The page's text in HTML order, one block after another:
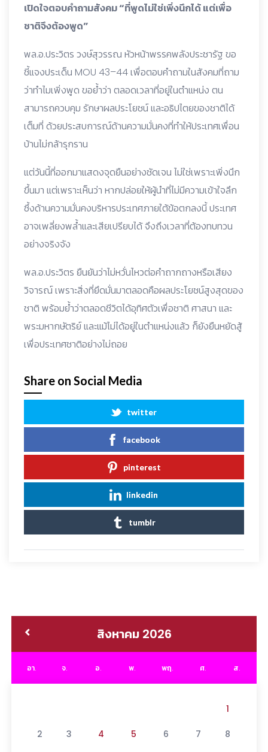
เปิดใจตอบคำถามสังคม “ที่พูดไม่ใช่เพิ่งนึกได้ แต่เพื่อ
ชาติจึงต้องพูด”
พล.อ.ประวิตร วงษ์สุวรรณ หัวหน้าพรรคพลังประชารัฐ ขอ
ชี้แจงประเด็น MOU 43–44 เพื่อตอบคำถามในสังคมที่ถาม
ว่าทำไมเพิ่งพูด ขอย้ำว่า ตลอดเวลาที่อยู่ในตำแหน่ง ตน
สามารถควบคุม รักษาผลประโยชน์ และอธิปไตยของชาติได้
เต็มที่ ด้วยประสบการณ์ด้านความมั่นคงที่ทำให้ประเทศเพื่อน
บ้านไม่กล้ารุกราน
แต่วันนี้ที่ออกมาแสดงจุดยืนอย่างชัดเจน ไม่ใช่เพราะเพิ่งนึก
ขึ้นมา แต่เพราะเห็นว่า หากปล่อยให้ผู้นำที่ไม่มีความเข้าใจลึก
ซึ้งด้านความมั่นคงบริหารประเทศภายใต้ข้อตกลงนี้ ประเทศ
อาจเพลี่ยงพล้ำและเสียเปรียบได้ จึงถึงเวลาที่ต้องทบทวน
อย่างจริงจัง
พล.อ.ประวิตร ยืนยันว่าไม่หวั่นไหวต่อคำถากถางหรือเสียง
วิจารณ์ เพราะสิ่งที่ยึดมั่นมาตลอดคือผลประโยชน์สูงสุดของ
ชาติ พร้อมย้ำว่าตลอดชีวิตได้อุทิศตัวเพื่อชาติ ศาสนา และ
พระมหากษัตริย์ และแม้ไม่ได้อยู่ในตำแหน่งแล้ว ก็ยังยืนหยัดสู้
เพื่อประเทศชาติอย่างไม่ถอย
Share on Social Media
twitter
facebook
pinterest
linkedin
tumblr
สิงหาคม 2026
อา. จ. อ. พ. พฤ. ศ. ส.
1
2 3 4 5 6 7 8